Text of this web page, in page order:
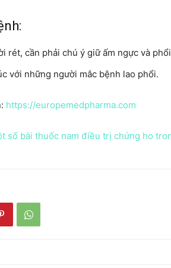
rét, cần phải chú ý giữ ấm ngực và
với những người mắc bệnh lao phổi.
https://europemedpharma.com
số bài thuốc nam điều trị chứng ho